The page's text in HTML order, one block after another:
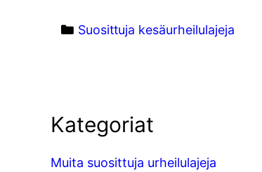
Categories
Suosittuja kesäurheilulajeja
Kategoriat
Muita suosittuja urheilulajeja